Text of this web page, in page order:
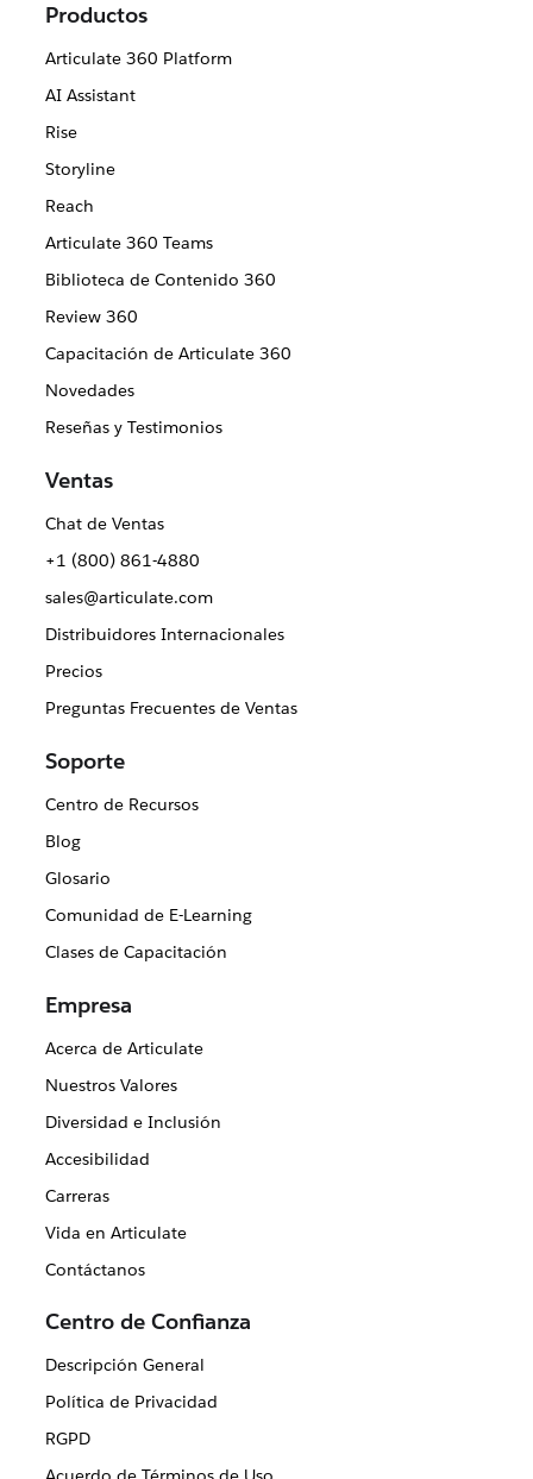
Productos
Articulate 360 Platform
AI Assistant
Rise
Storyline
Reach
Articulate 360 Teams
Biblioteca de Contenido 360
Review 360
Capacitación de Articulate 360
Novedades
Reseñas y Testimonios
Ventas
Chat de Ventas
+1 (800) 861-4880
sales@articulate.com
Distribuidores Internacionales
Precios
Preguntas Frecuentes de Ventas
Soporte
Centro de Recursos
Blog
Glosario
Comunidad de E-Learning
Clases de Capacitación
Empresa
Acerca de Articulate
Nuestros Valores
Diversidad e Inclusión
Accesibilidad
Carreras
Vida en Articulate
Contáctanos
Centro de Confianza
Descripción General
Política de Privacidad
RGPD